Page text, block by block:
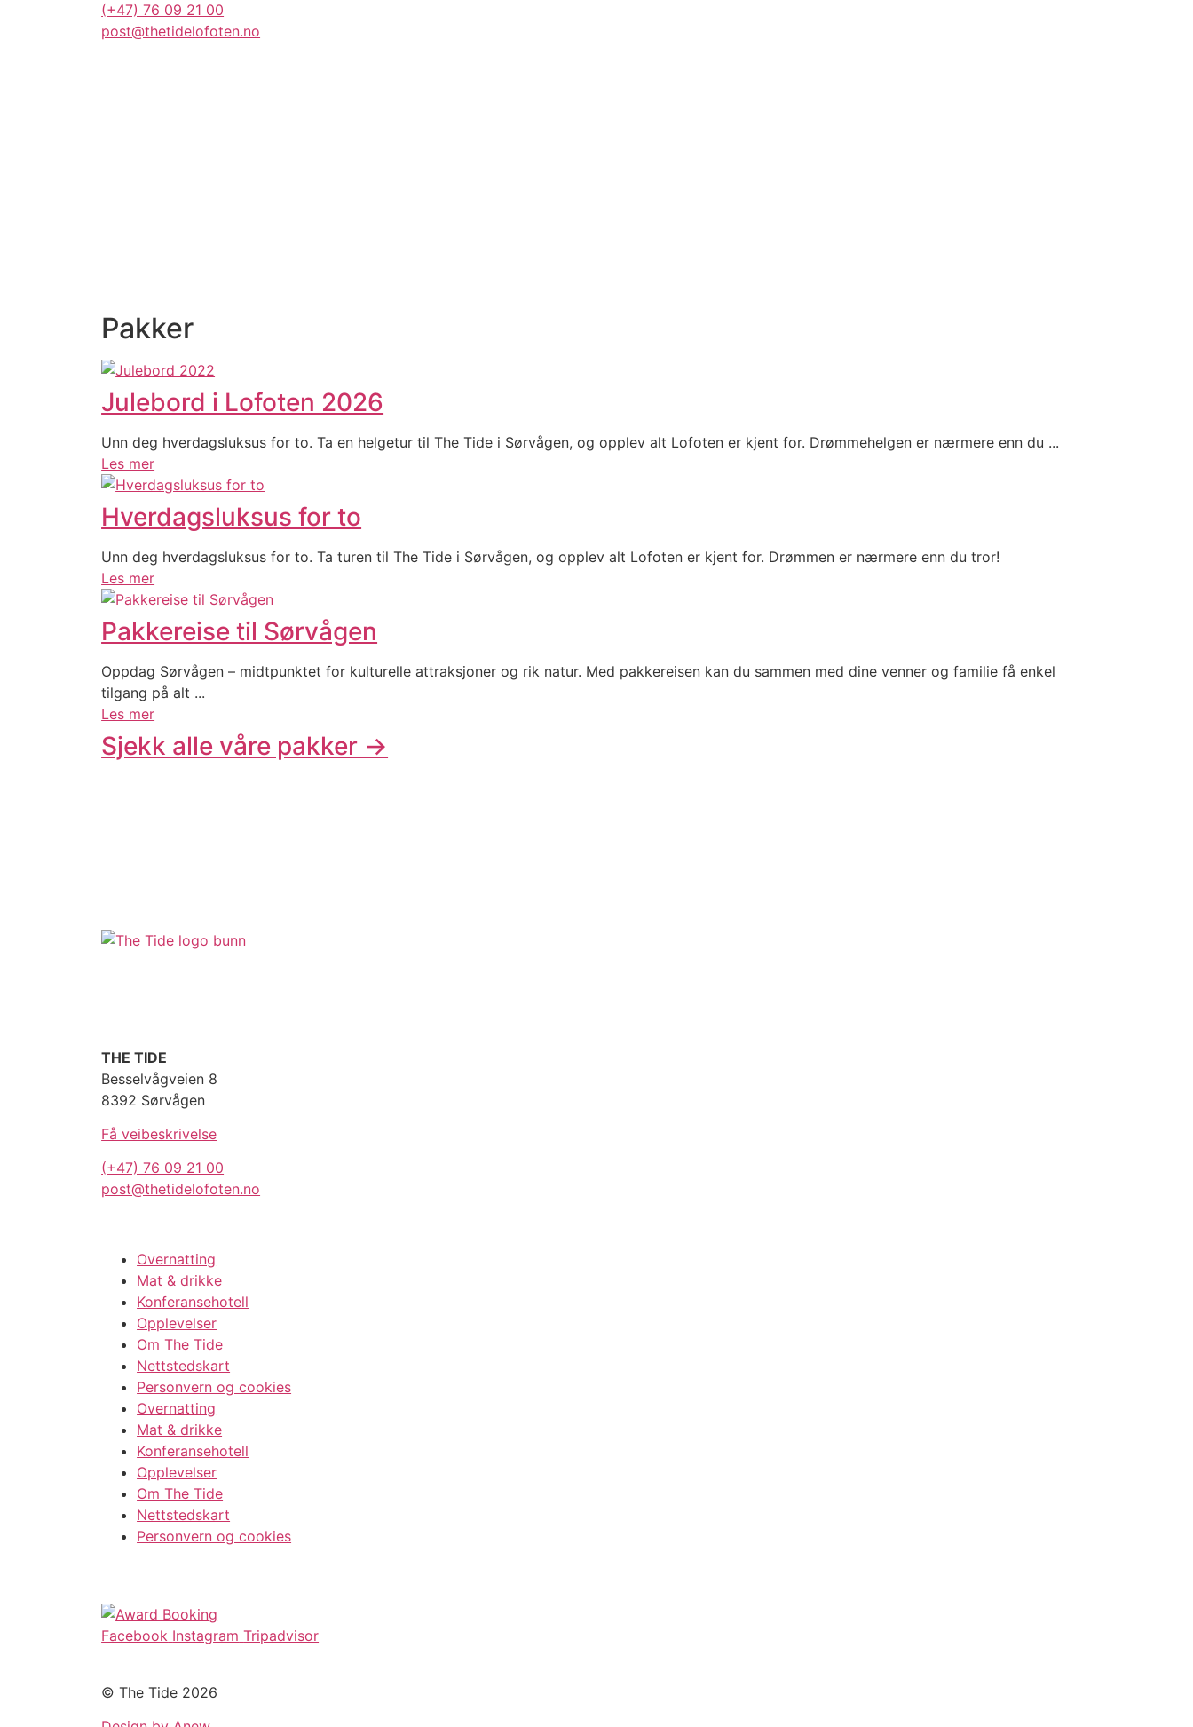
(+47) 76 09 21 00
post@thetidelofoten.no
Pakker
Julebord i Lofoten 2026
Unn deg hverdagsluksus for to. Ta en helgetur til The Tide i Sørvågen, og opplev alt Lofoten er kjent for. Drømmehelgen er nærmere enn du ...
Les mer
Hverdagsluksus for to
Unn deg hverdagsluksus for to. Ta turen til The Tide i Sørvågen, og opplev alt Lofoten er kjent for. Drømmen er nærmere enn du tror!
Les mer
Pakkereise til Sørvågen
Oppdag Sørvågen – midtpunktet for kulturelle attraksjoner og rik natur. Med pakkereisen kan du sammen med dine venner og familie få enkel
tilgang på alt ...
Les mer
Sjekk alle våre pakker →
THE TIDE
Besselvågveien 8
8392 Sørvågen
Få veibeskrivelse
(+47) 76 09 21 00
post@thetidelofoten.no
Overnatting
Mat & drikke
Konferansehotell
Opplevelser
Om The Tide
Nettstedskart
Personvern og cookies
Overnatting
Mat & drikke
Konferansehotell
Opplevelser
Om The Tide
Nettstedskart
Personvern og cookies
Facebook Instagram Tripadvisor
© The Tide 2026